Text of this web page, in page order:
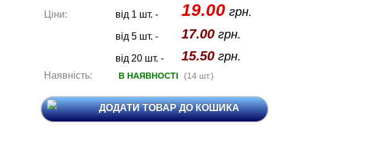
Ціни: від 1 шт. - 19.00 грн.
від 5 шт. - 17.00 грн.
від 20 шт. - 15.50 грн.
Наявність: В НАЯВНОСТІ (14 шт.)
ДОДАТИ ТОВАР ДО КОШИКА